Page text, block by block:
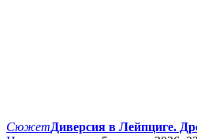
СюжетДиверсия в Лейпциге.